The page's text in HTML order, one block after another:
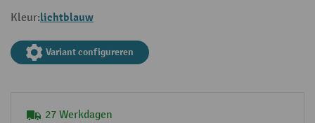
Kleur:lichtblauw
Variant configureren
27 Werkdagen